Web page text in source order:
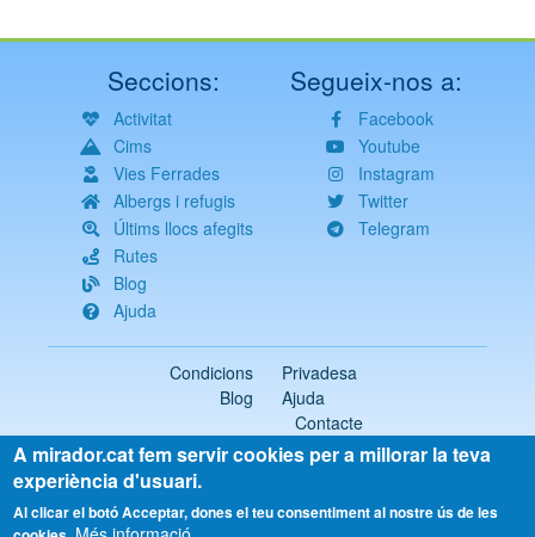
Seccions:
Activitat
Cims
Vies Ferrades
Albergs i refugis
Últims llocs afegits
Rutes
Blog
Ajuda
Segueix-nos a:
Facebook
Youtube
Instagram
Twitter
Telegram
Condicions
Privadesa
Blog
Ajuda
Contacte
2018-2026 ©mirador.cat
Tots els drets reservats
Select
A mirador.cat fem servir cookies per a millorar la teva
experiència d'usuari.
Al clicar el botó Acceptar, dones el teu consentiment al nostre ús de les